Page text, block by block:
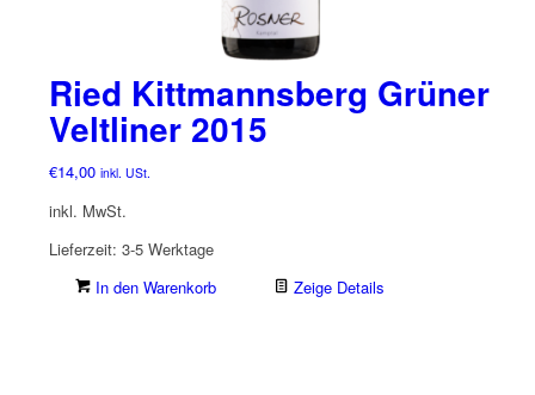
Ried Kittmannsberg Grüner
Veltliner 2015
€14,00 inkl. USt.
inkl. MwSt.
Lieferzeit: 3-5 Werktage
In den Warenkorb
Zeige Details